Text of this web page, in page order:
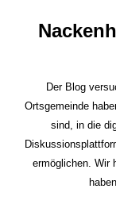
Der Blog
Ortsgemeinde
sind, in die
ermöglichen. Wir